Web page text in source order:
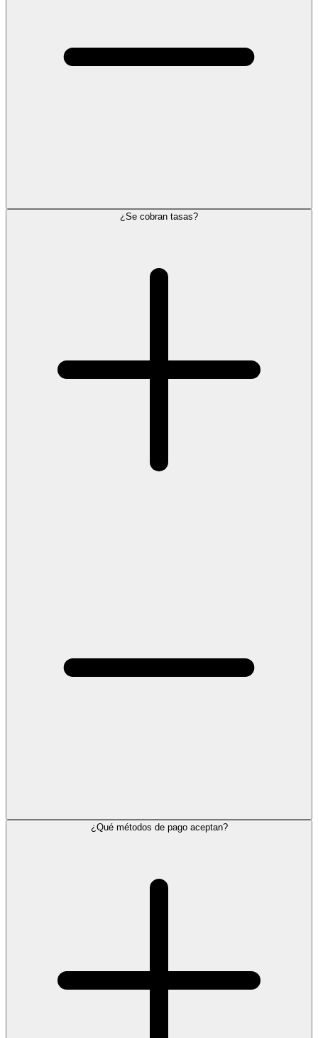
¿Se cobran tasas?
¿Qué métodos de pago aceptan?